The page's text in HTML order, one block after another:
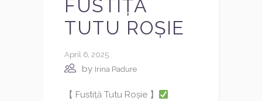
FUSTIȚĂ
TUTU ROȘIE
April 6, 2025
by Irina Padure
【 Fustiță Tutu Roșie 】